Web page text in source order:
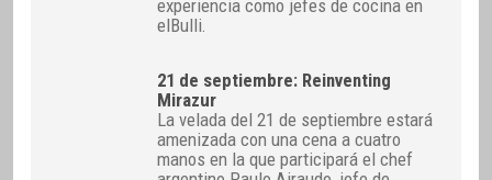
experiencia como jefes de cocina en
elBulli.
21 de septiembre: Reinventing
Mirazur
La velada del 21 de septiembre estará
amenizada con una cena a cuatro
manos en la que participará el chef